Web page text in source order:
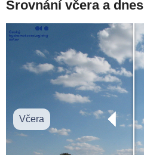
Srovnání včera a dnes
Včera